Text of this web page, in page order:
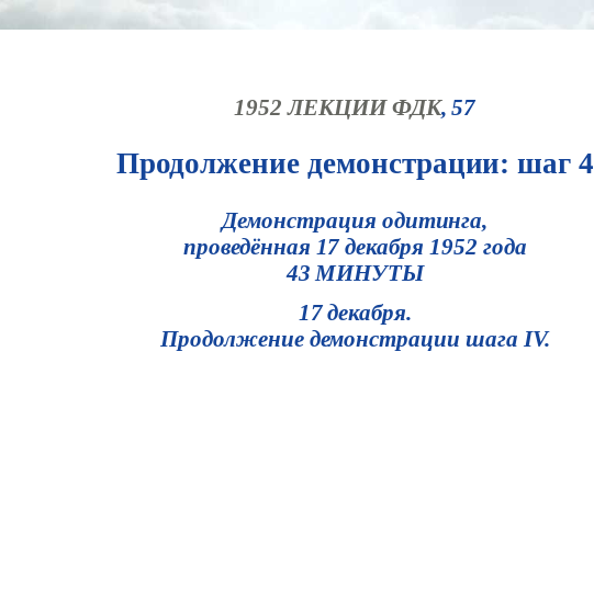
1952 ЛЕКЦИИ ФДК, 57
Продолжение демонстрации: шаг 4
Демонстрация одитинга,
проведённая 17 декабря 1952 года
43 МИНУТЫ
17 декабря.
Продолжение демонстрации шага IV.